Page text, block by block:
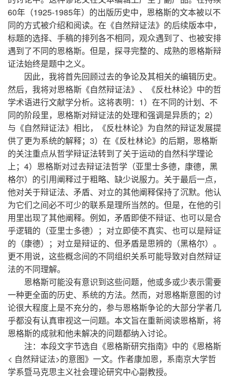
60年（1925-1985年）的出版历史中，恩格斯的文本被以不
同的方式被介绍和阅读。在《自然辩证法》的后续版本中，
标题的选择、手稿的排列各不相同，观众遇到了、也被安排
遇到了不同的恩格斯。但是，探寻完整的、成熟的恩格斯辩
证法始终是题中之义。
因此，我将首先回顾过去的争论及其相关的编辑历史。
然后，我将对恩格斯《自然辩证法》、《反杜林论》中的哲
学术语进行文献学分析。这将表明：1）在不同的计划、不
同的阶段里，恩格斯对辩证法的处理和强调是异质的；2）
与《自然辩证法》相比，《反杜林论》为自然的辩证发展提
供了更为系统的解释；3）在《反杜林论》的后期，恩格斯
的关注重点从哲学辩证法转到了关于运动的自然科学理论
上；4）恩格斯对过去辩证法哲学（亚里士多德，康德，黑
格尔）的引用阐释过于粗略、缺少说服力。关于最后一点，
他对关于辩证法、矛盾、对立的其他阐释保持了沉默。他认
为它们之间必不可少的联系是理所当然的。但是，在他的引
用里出现了其他阐释。例如，矛盾即使不辩证、也可以是合
乎逻辑的（亚里士多德）；对立即使不真实、也可以是辩证
的（康德）；对立是辩证的、但矛盾是思辨的（黑格尔）。
更不用说，这些概念间的不同组织关系可能导致对自然辩证
法的不同理解。
恩格斯可能没有意识到这些问题，他或多或少表示需要
一种更全面的历史、系统的方法。然而，对恩格斯意图的讨
论很大程度上是不充分的，参与恩格斯争论的大部分学者几
乎都没有认真审视这一问题。本文旨在重新阅读恩格斯，将
恩格斯的成就和他未解决的问题都纳入讨论。
注：本段文字节选自《恩格斯研究指南》中的《恩格斯
< 自然辩证法>的意图》一文。作者康加恩，系南京大学哲
学系暨马克思主义社会理论研究中心副教授。